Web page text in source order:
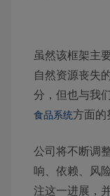
虽然该框架主
自然资源丧失
分，但也与我
食品系统方面的
公司将不断调
响、依赖、风
注这一进展，